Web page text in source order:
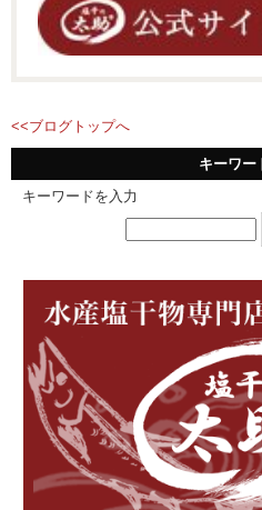
<<ブログトップへ
キーワー
キーワードを入力